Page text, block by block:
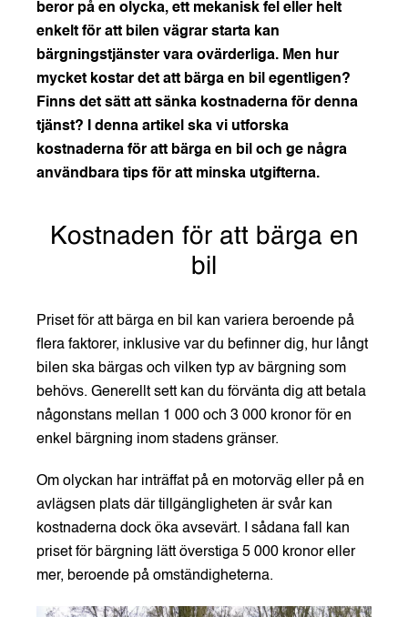
beror på en olycka, ett mekanisk fel eller helt
enkelt för att bilen vägrar starta kan
bärgningstjänster vara ovärderliga. Men hur
mycket kostar det att bärga en bil egentligen?
Finns det sätt att sänka kostnaderna för denna
tjänst? I denna artikel ska vi utforska
kostnaderna för att bärga en bil och ge några
användbara tips för att minska utgifterna.
Kostnaden för att bärga en
bil
Priset för att bärga en bil kan variera beroende på
flera faktorer, inklusive var du befinner dig, hur långt
bilen ska bärgas och vilken typ av bärgning som
behövs. Generellt sett kan du förvänta dig att betala
någonstans mellan 1 000 och 3 000 kronor för en
enkel bärgning inom stadens gränser.
Om olyckan har inträffat på en motorväg eller på en
avlägsen plats där tillgängligheten är svår kan
kostnaderna dock öka avsevärt. I sådana fall kan
priset för bärgning lätt överstiga 5 000 kronor eller
mer, beroende på omständigheterna.